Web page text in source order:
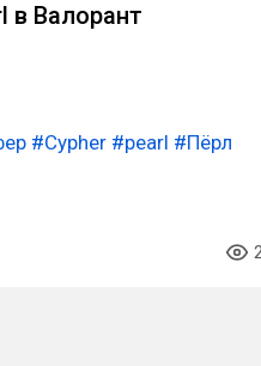
в Валорант
#Cypher #pearl #Пёрл